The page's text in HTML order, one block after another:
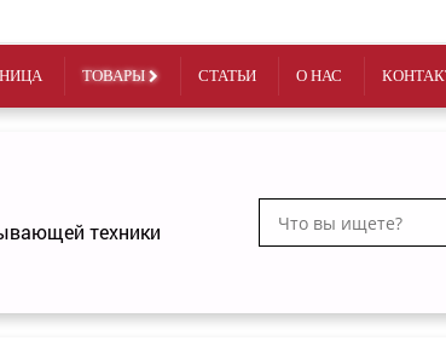
ТОВАРЫ СТАТЬИ О НАС
техники